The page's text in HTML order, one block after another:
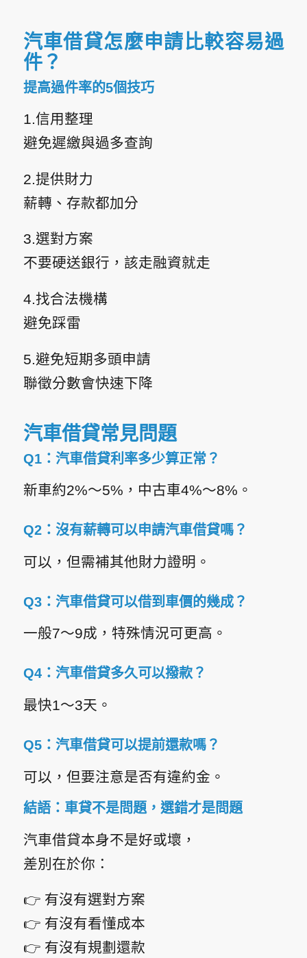
汽車借貸怎麼申請比較容易過
件？
提高過件率的5個技巧
1.信用整理
避免遲繳與過多查詢
2.提供財力
薪轉、存款都加分
3.選對方案
不要硬送銀行，該走融資就走
4.找合法機構
避免踩雷
5.避免短期多頭申請
聯徵分數會快速下降
汽車借貸常見問題
Q1：汽車借貸利率多少算正常？
新車約2%～5%，中古車4%～8%。
Q2：沒有薪轉可以申請汽車借貸嗎？
可以，但需補其他財力證明。
Q3：汽車借貸可以借到車價的幾成？
一般7～9成，特殊情況可更高。
Q4：汽車借貸多久可以撥款？
最快1～3天。
Q5：汽車借貸可以提前還款嗎？
可以，但要注意是否有違約金。
結語：車貸不是問題，選錯才是問題
汽車借貸本身不是好或壞，
差別在於你：
👉 有沒有選對方案
👉 有沒有看懂成本
👉 有沒有規劃還款